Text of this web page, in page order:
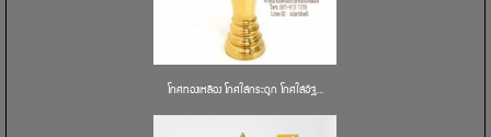
โกศทองเหลือง โกศใส่กระดูก โกศใส่อัฐ...